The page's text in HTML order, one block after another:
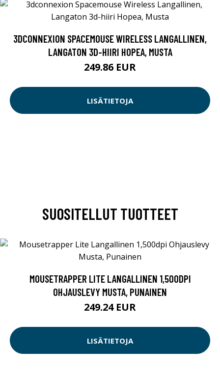
3DCONNEXION SPACEMOUSE WIRELESS LANGALLINEN,
LANGATON 3D-HIIRI HOPEA, MUSTA
249.86 EUR
LISÄTIETOJA
SUOSITELLUT TUOTTEET
MOUSETRAPPER LITE LANGALLINEN 1,500DPI
OHJAUSLEVY MUSTA, PUNAINEN
249.24 EUR
LISÄTIETOJA